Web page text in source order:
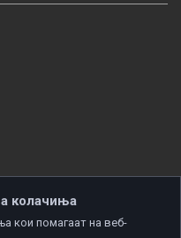
колачиња
кои помагаат на веб-